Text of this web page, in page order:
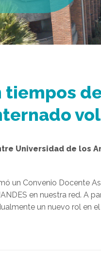
tiempos
Universidad de los
un Convenio Docente
en nuestra red. A
un nuevo rol en